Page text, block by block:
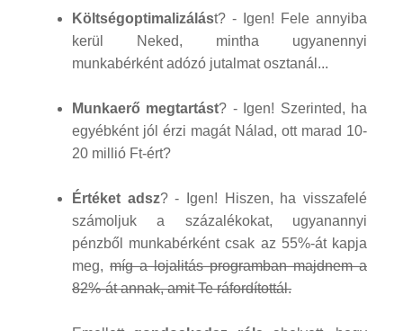
Költségoptimalizálást? - Igen! Fele annyiba
kerül Neked, mintha ugyanennyi
munkabérként adózó jutalmat osztanál...
Munkaerő megtartást? - Igen! Szerinted, ha
egyébként jól érzi magát Nálad, ott marad 10-
20 millió Ft-ért?
Értéket adsz? - Igen! Hiszen, ha visszafelé
számoljuk a százalékokat, ugyanannyi
pénzből munkabérként csak az 55%-át kapja
meg, míg a lojalitás programban majdnem a
82%-át annak, amit Te ráfordítottál.